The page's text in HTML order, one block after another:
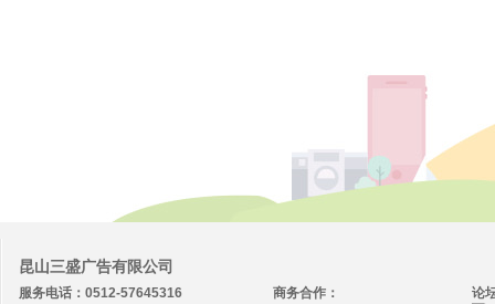
昆山三盛广告有限公司
服务电话：0512-57645316
论
商务合作：